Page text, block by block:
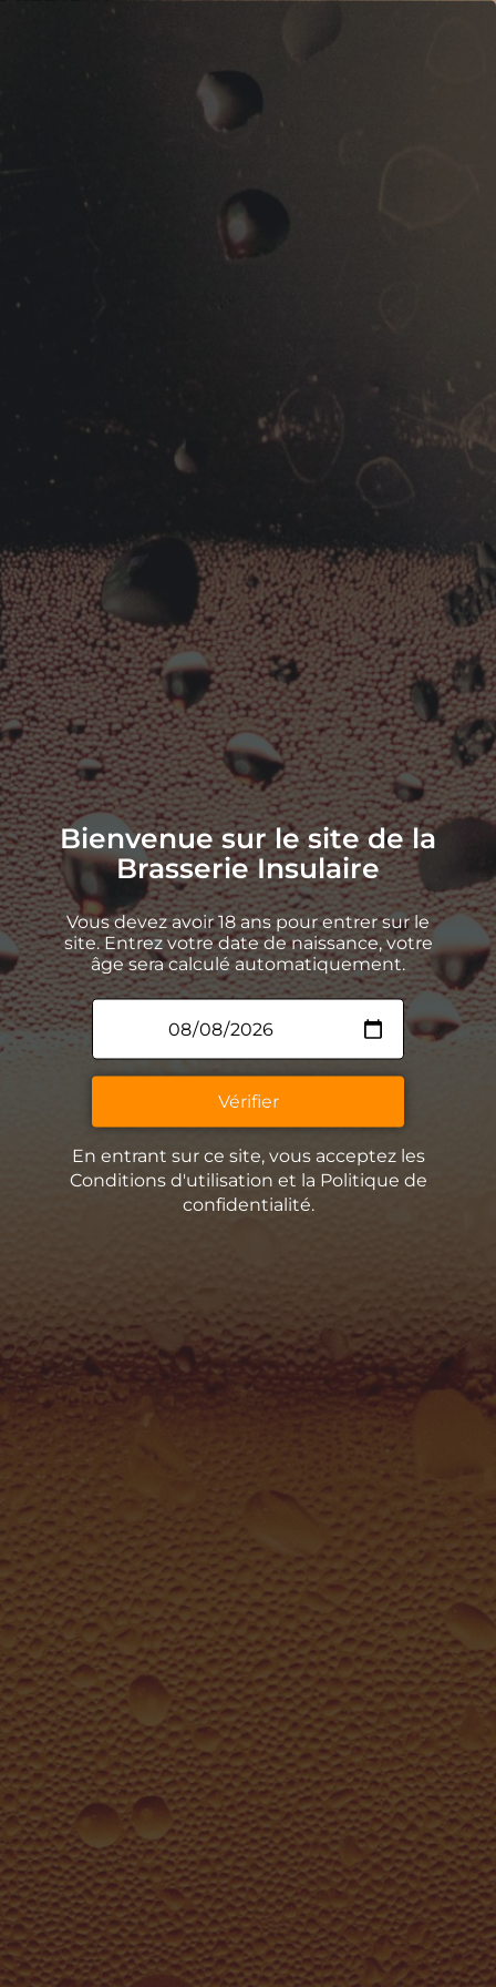
Bienvenue sur le site de la
Brasserie Insulaire
Vous devez avoir 18 ans pour entrer sur le
site. Entrez votre date de naissance, votre
âge sera calculé automatiquement.
Vérifier
En entrant sur ce site, vous acceptez les
Conditions d'utilisation et la Politique de
confidentialité.
Un peu d’histoire
Contact
Espace Presse
Retrouvez toutes nos bières en vente directe dans notre
Horaires
Du mercredi au vendredi 9h – 18h
Contactez-nous !
06 27 53 55 25
brasserie.insulaire@gmail.com
Et pour être au courant de tout, suivez-nous !
L’abus d’alcool est dangereux pour la santé à consommer avec
modération.
Mentions légales & Crédits